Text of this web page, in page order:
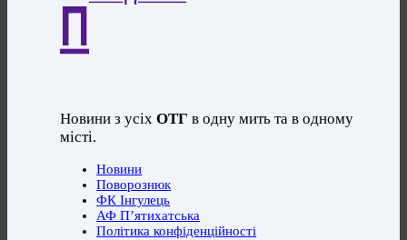
П
Новини з усіхОТГ в одну мить та в одному
місті.
Новини
Поворознюк
ФК Інгулець
АФ П’ятихатська
Політика конфіденційності